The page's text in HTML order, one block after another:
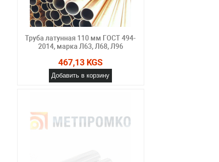
Труба латунная 110 мм ГОСТ 494-
2014, марка Л63, Л68, Л96
467,13 KGS
Добавить в корзину